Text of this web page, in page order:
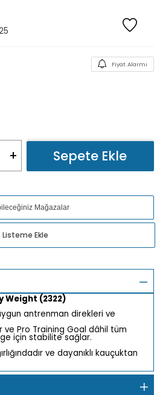
Fiyat Alarmı
Sepete Ekle
Mağazalar
Listeme Ekle
Weight (2322)
antrenman direkleri ve
ve Pro Training Goal dâhil tüm
için stabilite sağlar.
ve dayanıklı kauçuktan